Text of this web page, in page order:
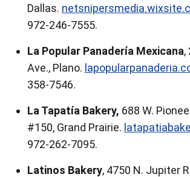
Dallas.
972-246-7555.
La Popular Panadería Mexicana,
Ave., Plano.
358-7546.
La Tapatía Bakery, 688 W.
#150, Grand Prairie.
972-262-7095.
Latinos Bakery, 4750 N. Jupiter